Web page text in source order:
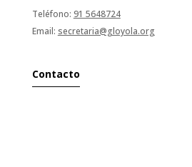
Teléfono: 91 5648724
Email: secretaria@gloyola.org
Contacto